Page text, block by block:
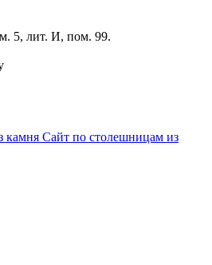
5, лит. И, пом. 99.
камня Сайт по столешницам из